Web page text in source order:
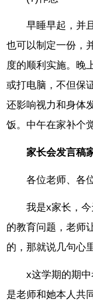
早睡早起，并
也可以制定一份，
度的顺利实施。晚
或打电脑，不但保
还影响视力和身体
饭。中午在家补个
家长会发言稿
各位老师、各
我是x家长，
的教育问题，老师
的，那就说几句心
x这学期的期
是老师和她本人共